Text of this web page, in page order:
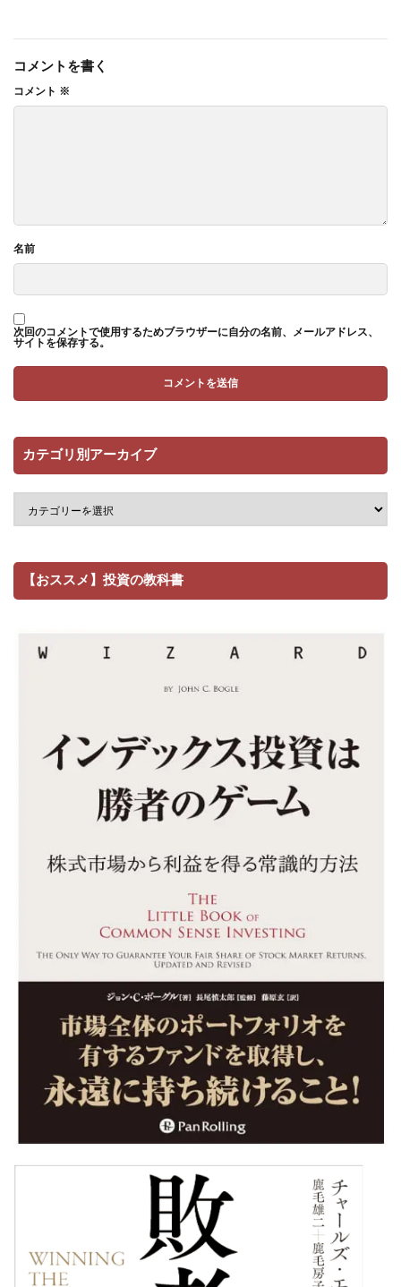
コメントを書く
コメント ※
名前
次回のコメントで使用するためブラウザーに自分の名前、メールアドレス、
サイトを保存する。
カテゴリ別アーカイブ
【おススメ】投資の教科書